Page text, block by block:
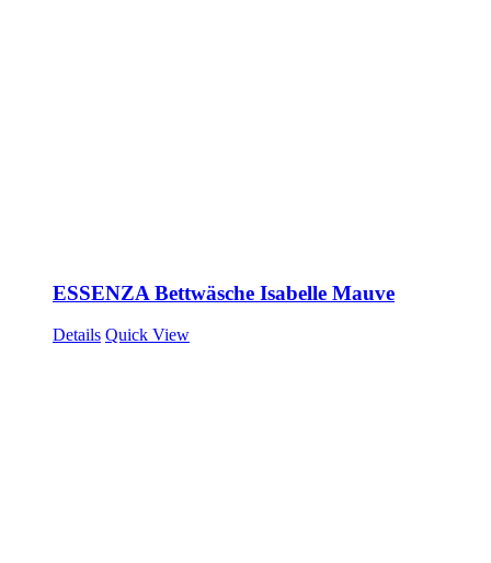
ESSENZA Bettwäsche Isabelle Mauve
Details Quick View